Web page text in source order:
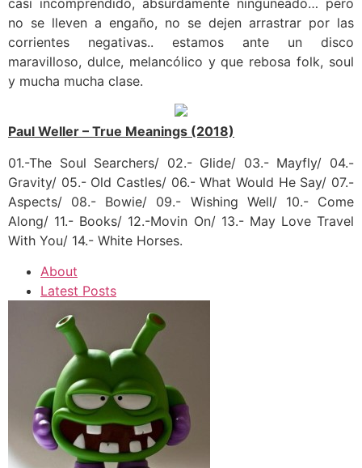
no se lleven a engaño, no se dejen arrastrar por las
corrientes negativas.. estamos ante un disco
maravilloso, dulce, melancólico y que rebosa folk, soul
y mucha mucha clase.
Paul Weller – True Meanings (2018)
01.-The Soul Searchers/ 02.- Glide/ 03.- Mayfly/ 04.-
Gravity/ 05.- Old Castles/ 06.- What Would He Say/ 07.-
Aspects/ 08.- Bowie/ 09.- Wishing Well/ 10.- Come
Along/ 11.- Books/ 12.-Movin On/ 13.- May Love Travel
With You/ 14.- White Horses.
About
Latest Posts